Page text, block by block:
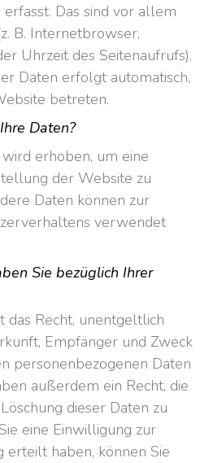
Das sind vor allem
B. Internetbrowser,
Uhrzeit des Seitenaufrufs).
Daten erfolgt automatisch,
betreten.
Daten?
erhoben, um eine
der Website zu
Daten können zur
verwendet
Sie bezüglich Ihrer
das Recht, unentgeltlich
Empfänger und Zweck
personenbezogenen Daten
außerdem ein Recht, die
dieser Daten zu
eine Einwilligung zur
erteilt haben, können Sie